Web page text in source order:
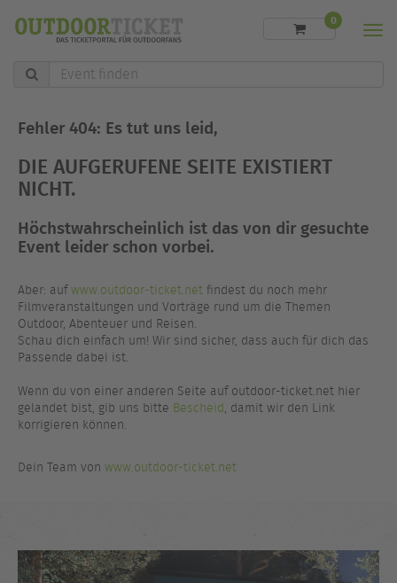
Event
finden
0
Fehler 404: Es tut uns leid,
DIE AUFGERUFENE SEITE EXISTIERT
NICHT.
Höchstwahrscheinlich ist das von dir gesuchte
Event leider schon vorbei.
Aber: aufwww.outdoor-ticket.net findest du noch mehr
Filmveranstaltungen und Vorträge rund um die Themen
Outdoor, Abenteuer und Reisen.
Schau dich einfach um! Wir sind sicher, dass auch für dich das
Passende dabei ist.
Wenn du von einer anderen Seite auf outdoor-ticket.net hier
gelandet bist, gib uns bitte Bescheid, damit wir den Link
korrigieren können.
Dein Team von www.outdoor-ticket.net